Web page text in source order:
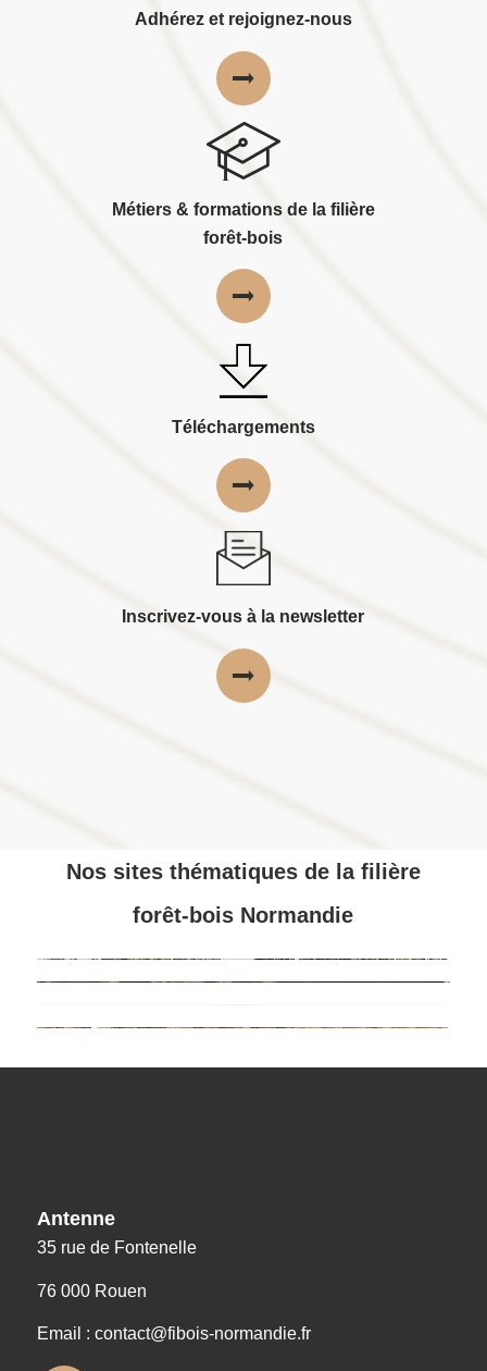
Adhérez et rejoignez-nous
Métiers & formations de la filière
forêt-bois
Téléchargements
Inscrivez-vous à la newsletter
Nos sites thématiques de la filière
forêt-bois Normandie
Antenne
35 rue de Fontenelle
76 000 Rouen
Email : contact@fibois-normandie.fr